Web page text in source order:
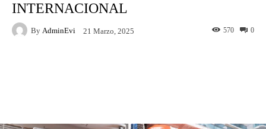
INTERNACIONAL
By AdminEvi 21 Marzo, 2025 0
570